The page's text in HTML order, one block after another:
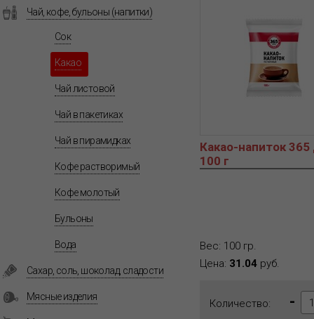
Чай, кофе, бульоны (напитки)
Сок
Какао
Чай листовой
Чай в пакетиках
Чай в пирамидках
Кофе растворимый
Кофе молотый
Бульоны
Вода
Сахар, соль, шоколад, сладости
Мясные изделия
Какао-напиток
100 г
Вес: 100 гр.
Цена: 31.04 руб.
Количество: -